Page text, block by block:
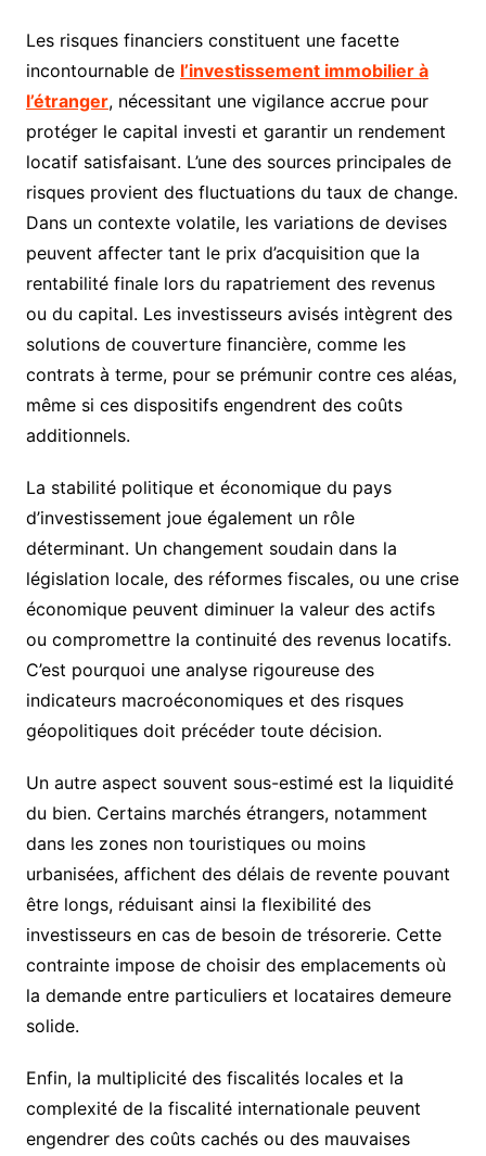
Les risques financiers constituent une facette
incontournable de l’investissement immobilier à
l’étranger, nécessitant une vigilance accrue pour
protéger le capital investi et garantir un rendement
locatif satisfaisant. L’une des sources principales de
risques provient des fluctuations du taux de change.
Dans un contexte volatile, les variations de devises
peuvent affecter tant le prix d’acquisition que la
rentabilité finale lors du rapatriement des revenus
ou du capital. Les investisseurs avisés intègrent des
solutions de couverture financière, comme les
contrats à terme, pour se prémunir contre ces aléas,
même si ces dispositifs engendrent des coûts
additionnels.
La stabilité politique et économique du pays
d’investissement joue également un rôle
déterminant. Un changement soudain dans la
législation locale, des réformes fiscales, ou une crise
économique peuvent diminuer la valeur des actifs
ou compromettre la continuité des revenus locatifs.
C’est pourquoi une analyse rigoureuse des
indicateurs macroéconomiques et des risques
géopolitiques doit précéder toute décision.
Un autre aspect souvent sous-estimé est la liquidité
du bien. Certains marchés étrangers, notamment
dans les zones non touristiques ou moins
urbanisées, affichent des délais de revente pouvant
être longs, réduisant ainsi la flexibilité des
investisseurs en cas de besoin de trésorerie. Cette
contrainte impose de choisir des emplacements où
la demande entre particuliers et locataires demeure
solide.
Enfin, la multiplicité des fiscalités locales et la
complexité de la fiscalité internationale peuvent
engendrer des coûts cachés ou des mauvaises